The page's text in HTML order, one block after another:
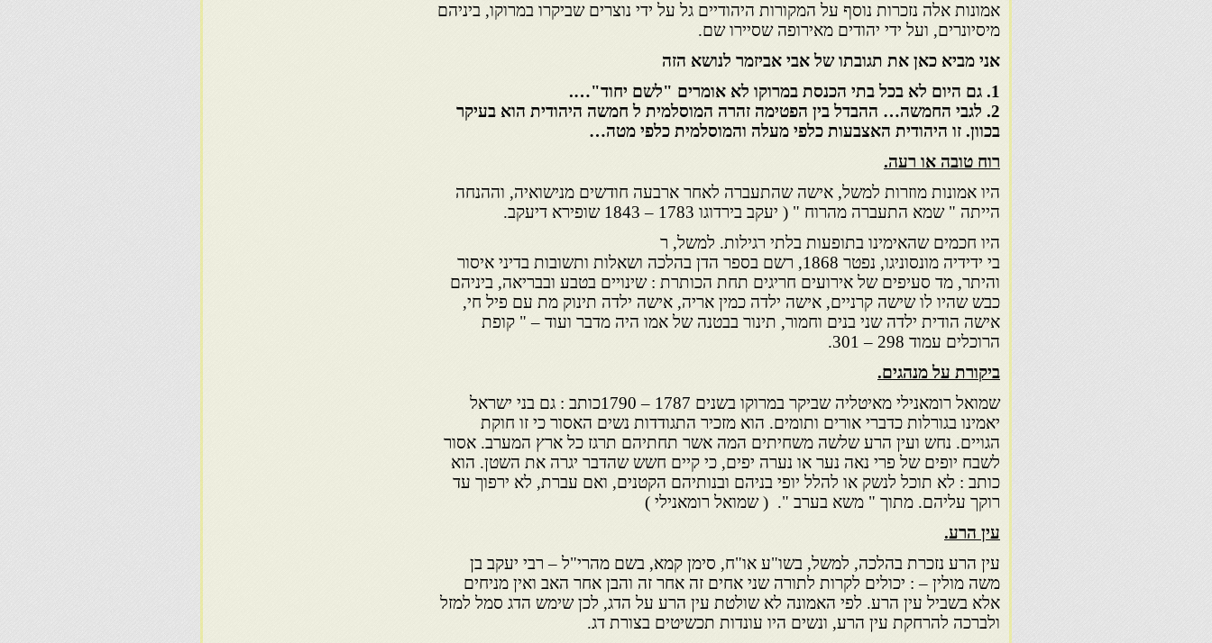
אמונות אלה נזכרות נוסף על המקורות היהודיים גל על ידי נוצרים שביקרו במרוקו, ביניהם
מיסיונרים, ועל ידי יהודים מאירופה שסיירו שם.
אני מביא כאן את תגובתו של אבי אביזמר לנושא הזה
1. גם היום לא בכל בתי הכנסת במרוקו לא אומרים "לשם יחוד"….
2. לגבי החמשה… ההבדל בין הפטימה זהרה המוסלמית ל חמשה היהודית הוא בעיקר
בכוון. זו היהודית האצבעות כלפי מעלה והמוסלמית כלפי מטה…
רוח טובה או רעה.
היו אמונות מוזרות למשל, אישה שהתעברה לאחר ארבעה חודשים מנישואיה, וההנחה
הייתה " שמא התעברה מהרוח " ( יעקב בירדוגו 1783 – 1843 שופירא דיעקב.
היו חכמים שהאימינו בתופעות בלתי רגילות. למשל, ר
בי ידידיה מונסוניגו, נפטר 1868, רשם בספר הדן בהלכה ושאלות ותשובות בדיני איסור
והיתר, מד סעיפים של אירועים חריגים תחת הכותרת : שינויים בטבע ובבריאה, ביניהם
כבש שהיו לו שישה קרניים, אישה ילדה כמין אריה, אישה ילדה תינוק מת עם פיל חי,
אישה הודית ילדה שני בנים וחמור, תינור בבטנה של אמו היה מדבר ועוד – " קופת
הרוכלים עמוד 298 – 301.
ביקורת על מנהגים.
שמואל רומאנילי מאיטליה שביקר במרוקו בשנים 1787 – 1790כותב : גם בני ישראל
יאמינו בגורלות כדברי אורים ותומים. הוא מזכיר התגודדות נשים האסור כי זו חוקת
הגויים. נחש ועין הרע שלשה משחיתים המה אשר תחתיהם תרגז כל ארץ המערב. אסור
לשבח יופים של פרי נאה נער או נערה יפים, כי קיים חשש שהדבר יגרה את השטן. הוא
כותב : לא תוכל לנשק או להלל יופי בניהם ובנותיהם הקטנים, ואם עברת, לא ירפוך עד
רוקך עליהם. מתוך " משא בערב ". ( שמואל רומאנילי )
עין הרע.
עין הרע נזכרת בהלכה, למשל, בשו"ע או"ח, סימן קמא, בשם מהרי"ל – רבי יעקב בן
משה מולין – : יכולים לקרות לתורה שני אחים זה אחר זה והבן אחר האב ואין מניחים
אלא בשביל עין הרע. לפי האמונה לא שולטת עין הרע על הדג, לכן שימש הדג סמל למזל
ולברכה להרחקת עין הרע, ונשים היו עונדות תכשיטים בצורת דג.